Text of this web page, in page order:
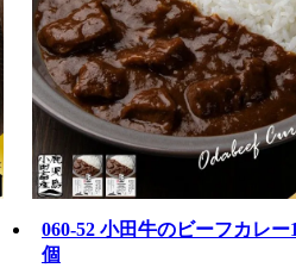
060-52 小田牛のビーフカレー
個